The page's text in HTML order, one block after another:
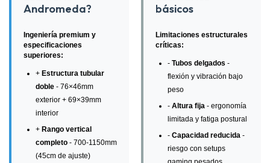
Andromeda?
Ingeniería premium y
especificaciones
superiores:
+ Estructura tubular
doble - 76×46mm
exterior + 69×39mm
interior
+ Rango vertical
completo - 700-1150mm
(45cm de ajuste)
básicos
Limitaciones estructurales
críticas:
- Tubos delgados -
flexión y vibración bajo
peso
- Altura fija - ergonomía
limitada y fatiga postural
- Capacidad reducida -
riesgo con setups